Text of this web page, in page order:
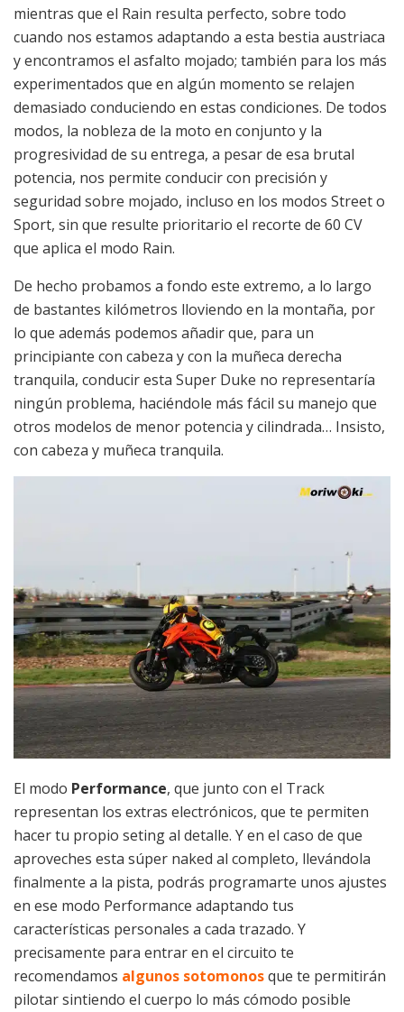
mientras que el Rain resulta perfecto, sobre todo
cuando nos estamos adaptando a esta bestia austriaca
y encontramos el asfalto mojado; también para los más
experimentados que en algún momento se relajen
demasiado conduciendo en estas condiciones. De todos
modos, la nobleza de la moto en conjunto y la
progresividad de su entrega, a pesar de esa brutal
potencia, nos permite conducir con precisión y
seguridad sobre mojado, incluso en los modos Street o
Sport, sin que resulte prioritario el recorte de 60 CV
que aplica el modo Rain.
De hecho probamos a fondo este extremo, a lo largo
de bastantes kilómetros lloviendo en la montaña, por
lo que además podemos añadir que, para un
principiante con cabeza y con la muñeca derecha
tranquila, conducir esta Super Duke no representaría
ningún problema, haciéndole más fácil su manejo que
otros modelos de menor potencia y cilindrada… Insisto,
con cabeza y muñeca tranquila.
El modo Performance, que junto con el Track
representan los extras electrónicos, que te permiten
hacer tu propio seting al detalle. Y en el caso de que
aproveches esta súper naked al completo, llevándola
finalmente a la pista, podrás programarte unos ajustes
en ese modo Performance adaptando tus
características personales a cada trazado. Y
precisamente para entrar en el circuito te
recomendamos algunos sotomonosque te permitirán
pilotar sintiendo el cuerpo lo más cómodo posible